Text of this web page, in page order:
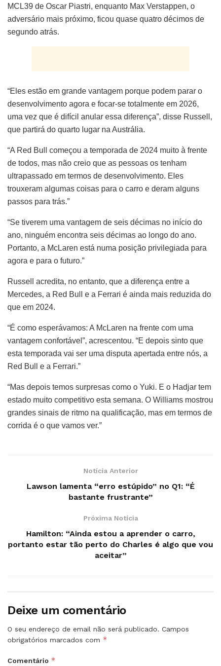
MCL39 de Oscar Piastri, enquanto Max Verstappen, o
adversário mais próximo, ficou quase quatro décimos de
segundo atrás.
“Eles estão em grande vantagem porque podem parar o
desenvolvimento agora e focar-se totalmente em 2026,
uma vez que é difícil anular essa diferença”, disse Russell,
que partirá do quarto lugar na Austrália.
“A Red Bull começou a temporada de 2024 muito à frente
de todos, mas não creio que as pessoas os tenham
ultrapassado em termos de desenvolvimento. Eles
trouxeram algumas coisas para o carro e deram alguns
passos para trás.”
“Se tiverem uma vantagem de seis décimas no início do
ano, ninguém encontra seis décimas ao longo do ano.
Portanto, a McLaren está numa posição privilegiada para
agora e para o futuro.”
Russell acredita, no entanto, que a diferença entre a
Mercedes, a Red Bull e a Ferrari é ainda mais reduzida do
que em 2024.
“É como esperávamos: A McLaren na frente com uma
vantagem confortável”, acrescentou. “E depois sinto que
esta temporada vai ser uma disputa apertada entre nós, a
Red Bull e a Ferrari.”
“Mas depois temos surpresas como o Yuki. E o Hadjar tem
estado muito competitivo esta semana. O Williams mostrou
grandes sinais de ritmo na qualificação, mas em termos de
corrida é o que vamos ver.”
Notícia Anterior
Lawson lamenta “erro estúpido” no Q1: “É
bastante frustrante”
Próxima Notícia
Hamilton: “Ainda estou a aprender o carro,
portanto estar tão perto do Charles é algo que vou
aceitar”
Deixe um comentário
O seu endereço de email não será publicado. Campos
obrigatórios marcados com *
Comentário *